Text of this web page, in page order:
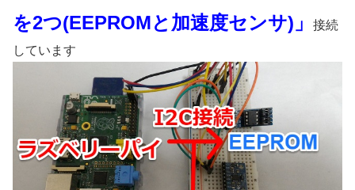
を2つ(EEPROMと加速度センサ)」
接続
しています